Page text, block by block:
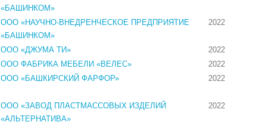
«БАШИНКОМ»
ООО «НАУЧНО-ВНЕДРЕНЧЕСКОЕ ПРЕДПРИЯТИЕ
«БАШИНКОМ»
2022
ООО «ДЖУМА ТИ»
2022
ООО ФАБРИКА МЕБЕЛИ «ВЕЛЕС»
2022
ООО «БАШКИРСКИЙ ФАРФОР» 2022
ООО «ЗАВОД ПЛАСТМАССОВЫХ ИЗДЕЛИЙ
«АЛЬТЕРНАТИВА»
2022